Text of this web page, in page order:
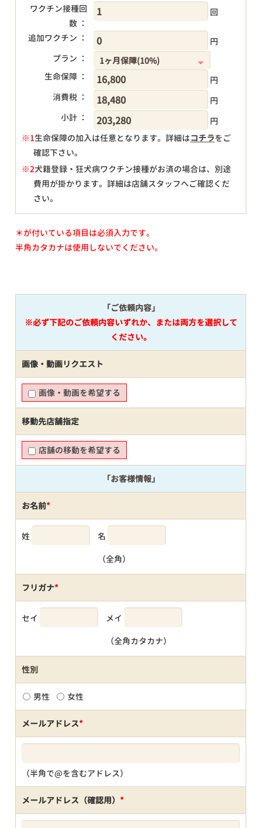
ワクチン接種回
数 ：
回
追加ワクチン ：
円
プラン ：
生命保障 ：
円
消費税 ：
円
小計 ：
円
※1生命保障の加入は任意となります。詳細はコチラをご
確認下さい。
※2犬籍登録・狂犬病ワクチン接種がお済の場合は、別途
費用が掛かります。詳細は店舗スタッフへご確認くだ
さい。
＊が付いている項目は必須入力です。
半角カタカナは使用しないでください。
「ご依頼内容」
※必ず下記のご依頼内容いずれか、または両方を選択して
ください。
画像・動画リクエスト
画像・動画を希望する
移動先店舗指定
店舗の移動を希望する
「お客様情報」
お名前*
姓 名
（全角）
フリガナ*
セイ メイ
（全角カタカナ）
性別
男性 女性
メールアドレス*
（半角で@を含むアドレス）
メールアドレス（確認用） *